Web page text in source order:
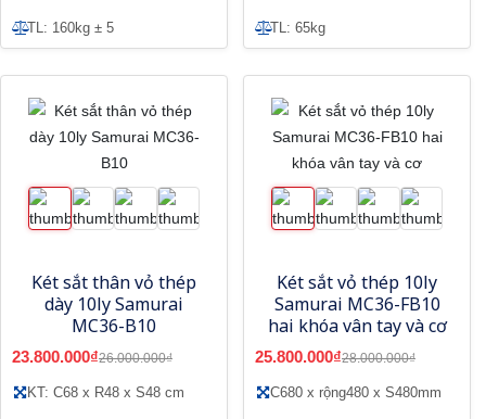
TL: 160kg ± 5 TL: 65kg
Két sắt thân vỏ thép
dày 10ly Samurai
MC36-B10
23.800.000₫26.000.000₫
KT: C68 x R48 x S48 cm
Két sắt vỏ thép 10ly
Samurai MC36-FB10
hai khóa vân tay và cơ
25.800.000₫28.000.000₫
C680 x rộng480 x S480mm